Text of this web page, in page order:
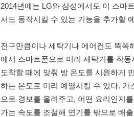
2014년에는 LG와 삼성에서도 이 스마
서도 동작시킬 수 있는 기능을 추가할
전구만큼이나 세탁기나 에어컨도 똑똑
에서 스마트폰으로 미리 세탁기를 작
도착할 때에 맞춰 방 온도를 시원하게
하는 온도로 미리 예열시킬 수 있다.
으로 경보를 울려주고, 어떤 요리인지
가는 속도를 조절해 연기를 밖으로 배